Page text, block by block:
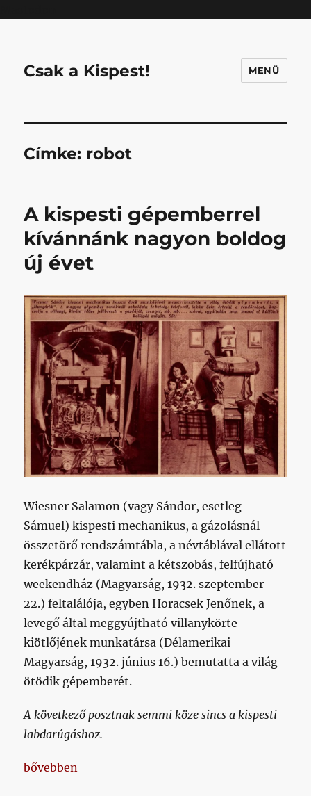
Csak a Kispest! MENÜ
Címke: robot
A kispesti gépemberrel
kívánnánk nagyon boldog
új évet
Wiesner Salamon (vagy Sándor, esetleg
Sámuel) kispesti mechanikus, a gázolásnál
összetörő rendszámtábla, a névtáblával ellátott
kerékpárzár, valamint a kétszobás, felfújható
weekendház (Magyarság, 1932. szeptember
22.) feltalálója, egyben Horacsek Jenőnek, a
levegő által meggyújtható villanykörte
kiötlőjének munkatársa (Délamerikai
Magyarság, 1932. június 16.) bemutatta a világ
ötödik gépemberét.
A következő posztnak semmi köze sincs a kispesti
labdarúgáshoz.
„A kispesti gépemberrel kívánnánk nagyon boldog
bővebben